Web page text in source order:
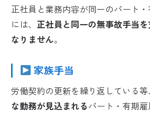
正社員と業務内容が同一のパート
には、正社員と同一の無事故手当
なりません。
家族手当
労働契約の更新を繰り返している
な勤務が見込まれるパート・有期雇